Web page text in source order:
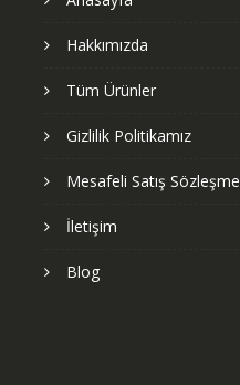
Hakkımızda
Tüm Ürünler
Gizlilik Politikamız
Mesafeli Satış
İletişim
Blog